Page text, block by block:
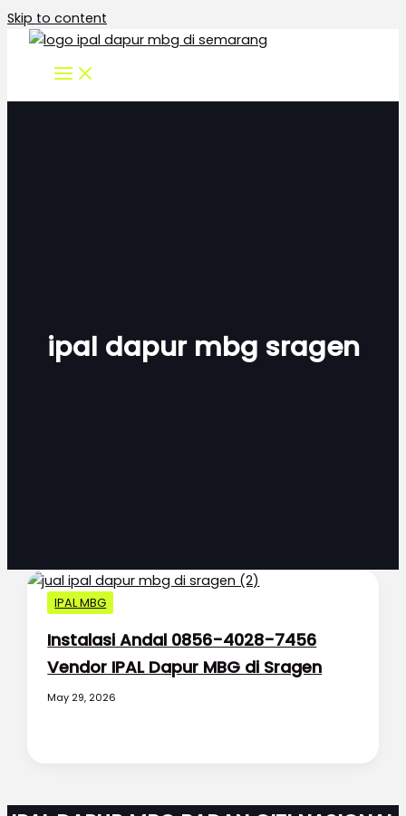
Skip to content
ipal dapur mbg sragen
IPAL MBG
Instalasi Andal 0856-4028-7456
Vendor IPAL Dapur MBG di Sragen
May 29, 2026